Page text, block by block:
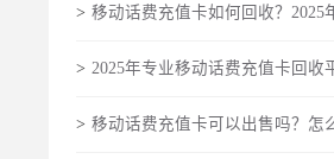
> 移动话费充值卡如何回收？2025
> 2025年专业移动话费充值卡回收
> 移动话费充值卡可以出售吗？怎